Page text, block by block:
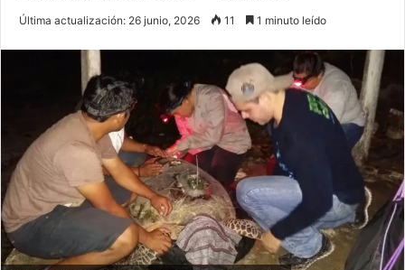
Última actualización: 26 junio, 2026 11 1 minuto leído